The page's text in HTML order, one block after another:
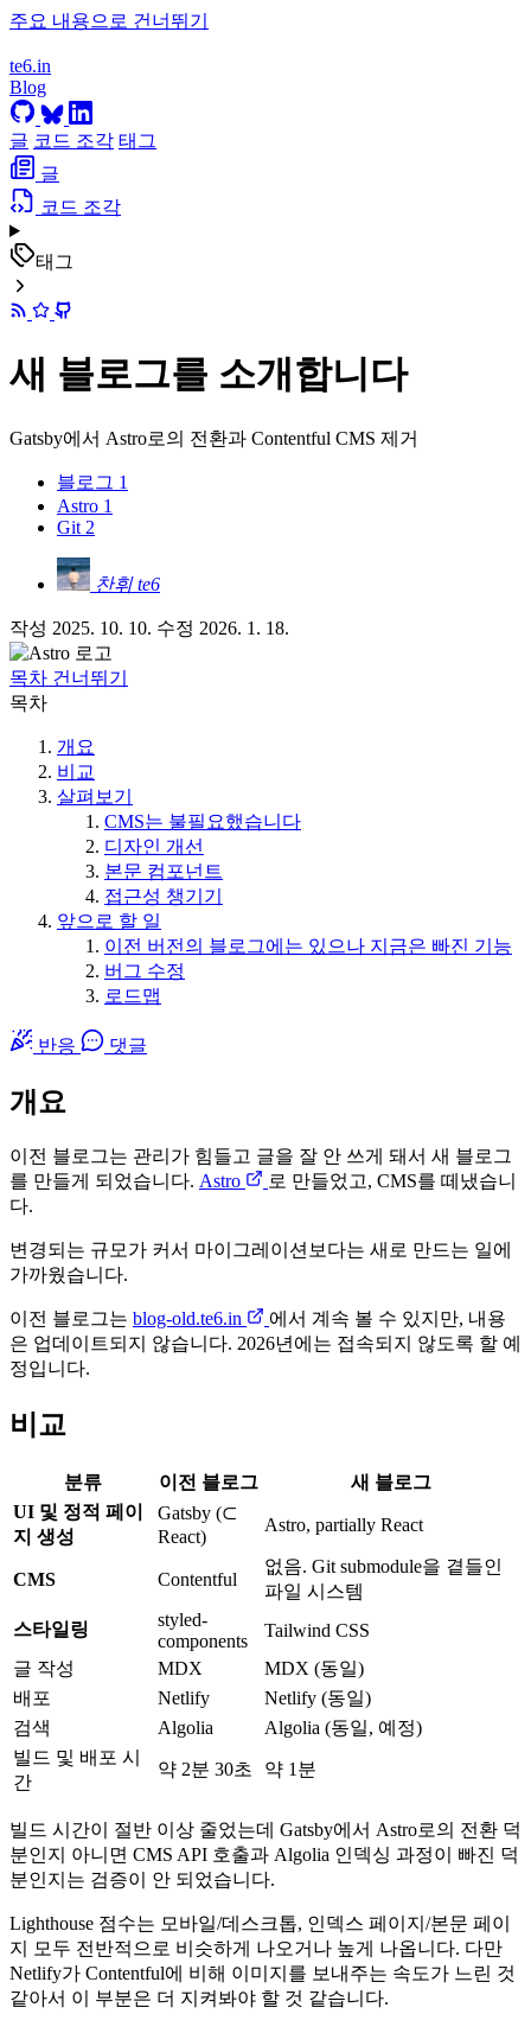
주요 내용으로 건너뛰기
te6.in
Blog
글 코드 조각 태그
글
코드 조각
태그
새 블로그를 소개합니다
Gatsby에서 Astro로의 전환과 Contentful CMS 제거
블로그 1
Astro 1
Git 2
찬휘te6
작성 2025. 10. 10. 수정 2026. 1. 18.
목차 건너뛰기
목차
개요
비교
살펴보기
CMS는 불필요했습니다
디자인 개선
본문 컴포넌트
접근성 챙기기
앞으로 할 일
이전 버전의 블로그에는 있으나 지금은 빠진 기능
버그 수정
로드맵
반응 댓글
개요
이전 블로그는 관리가 힘들고 글을 잘 안 쓰게 돼서 새 블로그
를 만들게 되었습니다. Astro
로 만들었고, CMS를 떼냈습니
다.
변경되는 규모가 커서 마이그레이션보다는 새로 만드는 일에
가까웠습니다.
이전 블로그는 blog-old.te6.in
에서 계속 볼 수 있지만, 내용
은 업데이트되지 않습니다. 2026년에는 접속되지 않도록 할 예
정입니다.
비교
분류 이전 블로그
새 블로그
UI 및 정적 페이
지 생성
Gatsby (⊂
React)
Astro, partially React
CMS Contentful
없음. Git submodule을 곁들인
파일 시스템
스타일링
styled-
components
Tailwind CSS
글 작성
MDX
MDX (동일)
배포
Netlify
Netlify (동일)
검색
Algolia
Algolia (동일, 예정)
빌드 및 배포 시
간
약 2분 30초 약 1분
빌드 시간이 절반 이상 줄었는데 Gatsby에서 Astro로의 전환 덕
분인지 아니면 CMS API 호출과 Algolia 인덱싱 과정이 빠진 덕
분인지는 검증이 안 되었습니다.
Lighthouse 점수는 모바일/데스크톱, 인덱스 페이지/본문 페이
지 모두 전반적으로 비슷하게 나오거나 높게 나옵니다. 다만
Netlify가 Contentful에 비해 이미지를 보내주는 속도가 느린 것
같아서 이 부분은 더 지켜봐야 할 것 같습니다.